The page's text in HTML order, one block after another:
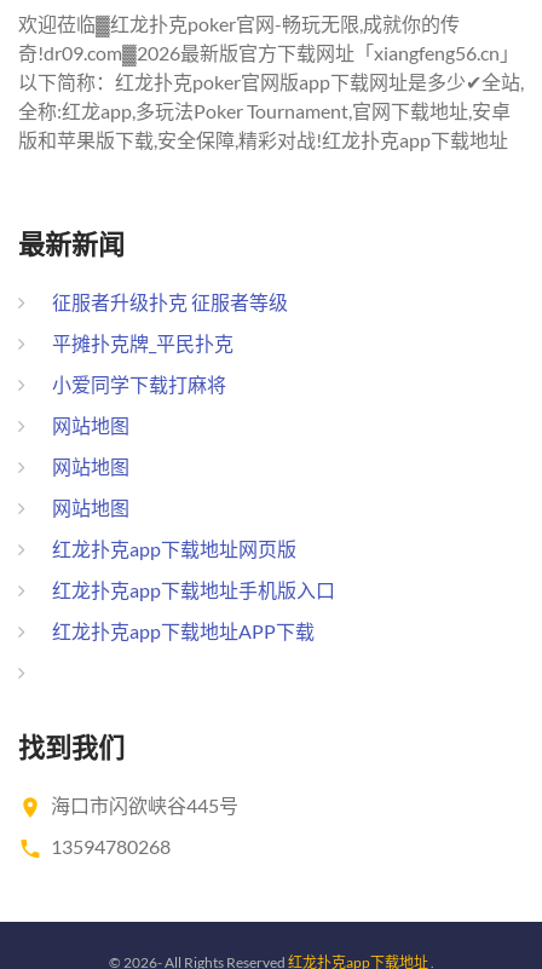
欢迎莅临▓红龙扑克poker官网-畅玩无限,成就你的传
奇!dr09.com▓2026最新版官方下载网址「xiangfeng56.cn」
以下简称：红龙扑克poker官网版app下载网址是多少✔全站,
全称:红龙app,多玩法Poker Tournament,官网下载地址,安卓
版和苹果版下载,安全保障,精彩对战!红龙扑克app下载地址
最新新闻
征服者升级扑克 征服者等级
平摊扑克牌_平民扑克
小爱同学下载打麻将
网站地图
网站地图
网站地图
红龙扑克app下载地址网页版
红龙扑克app下载地址手机版入口
红龙扑克app下载地址APP下载
找到我们
海口市闪欲峡谷445号
13594780268
© 2026- All Rights Reserved 红龙扑克app下载地址.